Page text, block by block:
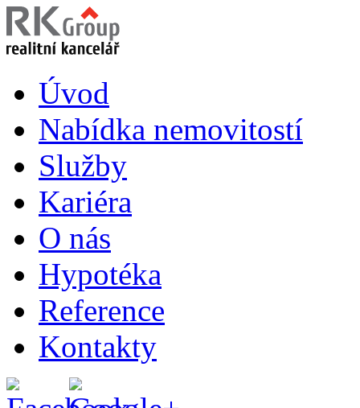
Úvod
Nabídka nemovitostí
Služby
Kariéra
O nás
Hypotéka
Reference
Kontakty